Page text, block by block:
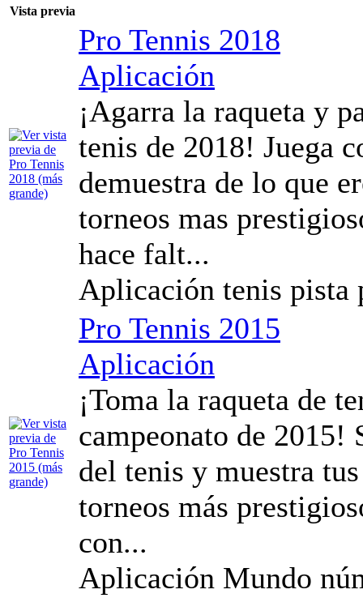
Vista previa
Pro Tennis 2018
Aplicación
¡Agarra la raqueta y
tenis de 2018! Juega
demuestra de lo que
torneos mas
hace falt...
Aplicación tenis pista
Pro Tennis 2015
Aplicación
¡Toma la raqueta de
campeonato de 2015!
del tenis y muestra
torneos más
con...
Aplicación Mundo